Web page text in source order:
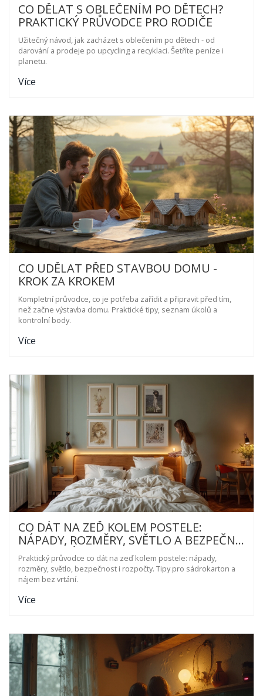
CO DĚLAT S OBLEČENÍM PO DĚTECH?
PRAKTICKÝ PRŮVODCE PRO RODIČE
Užitečný návod, jak zacházet s oblečením po dětech - od
darování a prodeje po upcycling a recyklaci. Šetříte peníze i
planetu.
Více
CO UDĚLAT PŘED STAVBOU DOMU -
KROK ZA KROKEM
Kompletní průvodce, co je potřeba zařídit a připravit před tím,
než začne výstavba domu. Praktické tipy, seznam úkolů a
kontrolní body.
Více
CO DÁT NA ZEĎ KOLEM POSTELE:
NÁPADY, ROZMĚRY, SVĚTLO A BEZPEČNÉ
UCHYCENÍ (2025)
Praktický průvodce co dát na zeď kolem postele: nápady,
rozměry, světlo, bezpečnost i rozpočty. Tipy pro sádrokarton a
nájem bez vrtání.
Více